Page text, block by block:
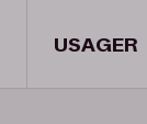
USAGER